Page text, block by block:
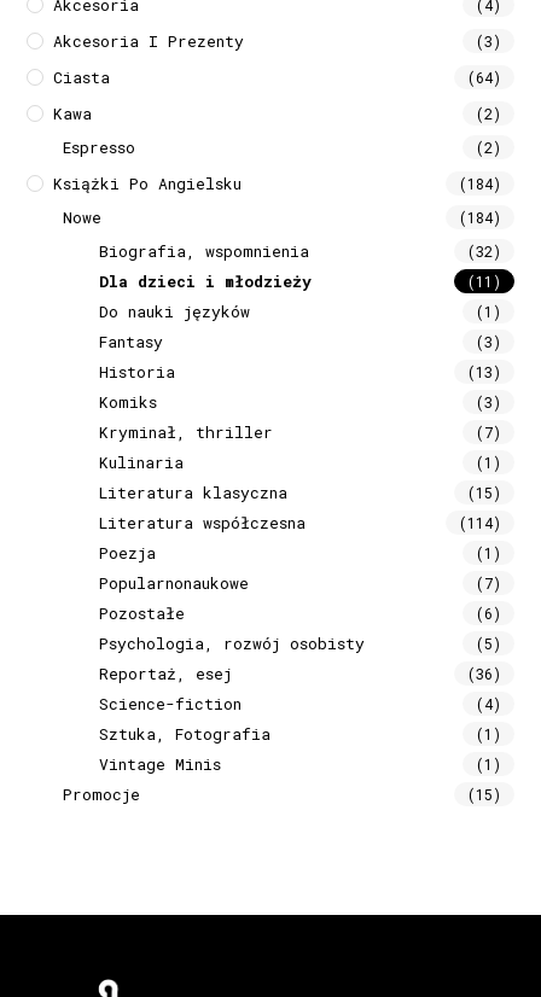
Akcesoria (4)
Akcesoria I Prezenty (3)
Ciasta (64)
Kawa (2)
Espresso (2)
Książki Po Angielsku (184)
Nowe (184)
Biografia, wspomnienia (32)
Dla dzieci i młodzieży (11)
Do nauki języków (1)
Fantasy (3)
Historia (13)
Komiks (3)
Kryminał, thriller (7)
Kulinaria (1)
Literatura klasyczna (15)
Literatura współczesna (114)
Poezja (1)
Popularnonaukowe (7)
Pozostałe (6)
Psychologia, rozwój osobisty (5)
Reportaż, esej (36)
Science-fiction (4)
Sztuka, Fotografia (1)
Vintage Minis (1)
Promocje (15)